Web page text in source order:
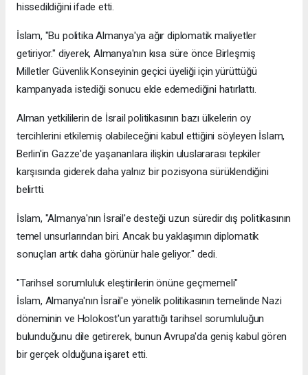
hissedildiğini ifade etti.
İslam, "Bu politika Almanya'ya ağır diplomatik maliyetler
getiriyor." diyerek, Almanya'nın kısa süre önce Birleşmiş
Milletler Güvenlik Konseyinin geçici üyeliği için yürüttüğü
kampanyada istediği sonucu elde edemediğini hatırlattı.
Alman yetkililerin de İsrail politikasının bazı ülkelerin oy
tercihlerini etkilemiş olabileceğini kabul ettiğini söyleyen İslam,
Berlin'in Gazze'de yaşananlara ilişkin uluslararası tepkiler
karşısında giderek daha yalnız bir pozisyona sürüklendiğini
belirtti.
İslam, "Almanya'nın İsrail'e desteği uzun süredir dış politikasının
temel unsurlarından biri. Ancak bu yaklaşımın diplomatik
sonuçları artık daha görünür hale geliyor." dedi.
"Tarihsel sorumluluk eleştirilerin önüne geçmemeli"
İslam, Almanya'nın İsrail'e yönelik politikasının temelinde Nazi
döneminin ve Holokost'un yarattığı tarihsel sorumluluğun
bulunduğunu dile getirerek, bunun Avrupa'da geniş kabul gören
bir gerçek olduğuna işaret etti.